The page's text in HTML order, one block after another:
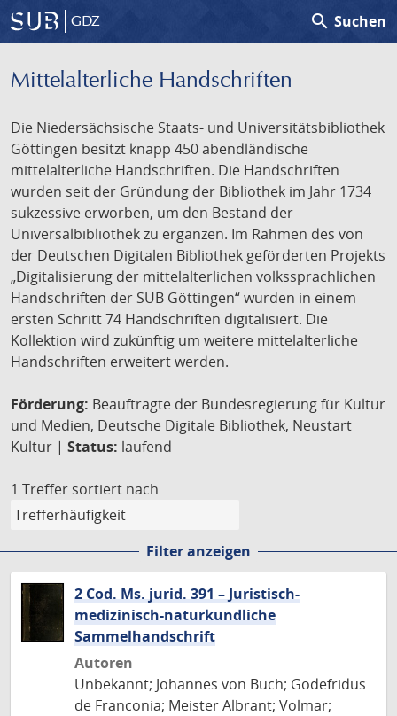
GDZ search Suchen
Mittelalterliche Handschriften
Die Niedersächsische Staats- und Universitätsbibliothek
Göttingen besitzt knapp 450 abendländische
mittelalterliche Handschriften. Die Handschriften
wurden seit der Gründung der Bibliothek im Jahr 1734
sukzessive erworben, um den Bestand der
Universalbibliothek zu ergänzen. Im Rahmen des von
der Deutschen Digitalen Bibliothek geförderten Projekts
„Digitalisierung der mittelalterlichen volkssprachlichen
Handschriften der SUB Göttingen“ wurden in einem
ersten Schritt 74 Handschriften digitalisiert. Die
Kollektion wird zukünftig um weitere mittelalterliche
Handschriften erweitert werden.
Förderung: Beauftragte der Bundesregierung für Kultur
und Medien, Deutsche Digitale Bibliothek, Neustart
Kultur | Status: laufend
1 Treffer sortiert nach
Filter anzeigen
2 Cod. Ms. jurid. 391 – Juristisch-
medizinisch-naturkundliche
Sammelhandschrift
Autoren
Unbekannt; Johannes von Buch; Godefridus
de Franconia; Meister Albrant; Volmar;